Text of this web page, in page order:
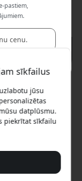
sīkfailus
jūsu
datplūsmu.
piekrītat sīkfailu
pastiem,
cenu.